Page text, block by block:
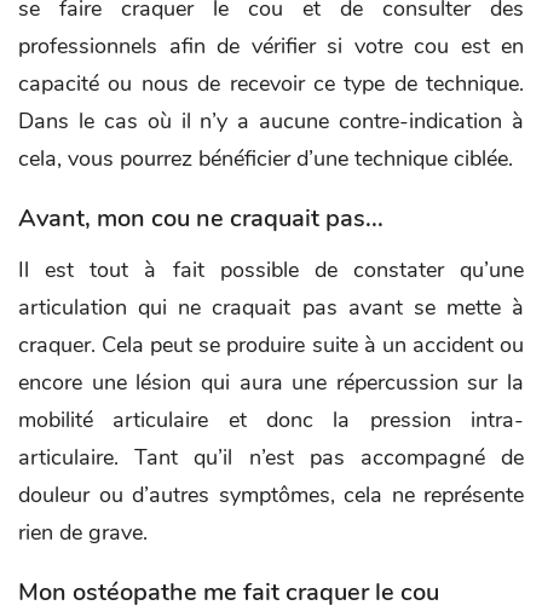
se faire craquer le cou et de consulter des
professionnels afin de vérifier si votre cou est en
capacité ou nous de recevoir ce type de technique.
Dans le cas où il n’y a aucune contre-indication à
cela, vous pourrez bénéficier d’une technique ciblée.
Avant, mon cou ne craquait pas...
Il est tout à fait possible de constater qu’une
articulation qui ne craquait pas avant se mette à
craquer. Cela peut se produire suite à un accident ou
encore une lésion qui aura une répercussion sur la
mobilité articulaire et donc la pression intra-
articulaire. Tant qu’il n’est pas accompagné de
douleur ou d’autres symptômes, cela ne représente
rien de grave.
Mon ostéopathe me fait craquer le cou